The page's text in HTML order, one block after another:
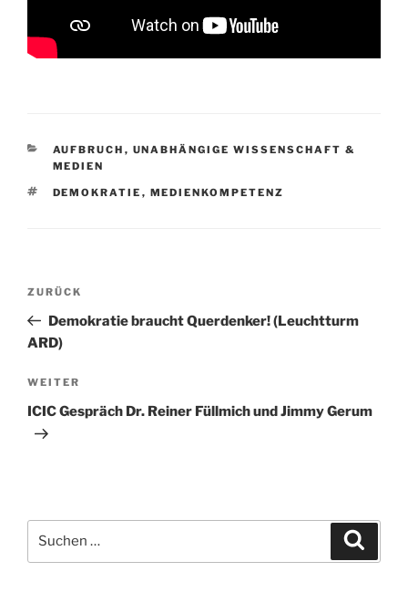
KATEGORIEN
AUFBRUCH , UNABHÄNGIGE WISSENSCHAFT &
MEDIEN
SCHLAGWÖRTER
DEMOKRATIE , MEDIENKOMPETENZ
Beitragsnavigation
Vorheriger
Beitrag
ZURÜCK
Demokratie braucht Querdenker! (Leuchtturm
ARD)
Nächster
Beitrag
WEITER
ICIC Gespräch Dr. Reiner Füllmich und Jimmy Gerum
nach: